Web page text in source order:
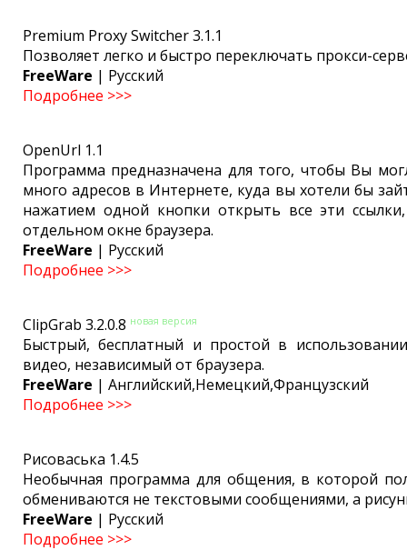
Premium Proxy Switcher 3.1.1
Позволяет легко и быстро переключать прокси-
FreeWare | Русский
Подробнее >>>
OpenUrl 1.1
Программа предназначена для того, чтобы Вы
много адресов в Интернете, куда вы хотели бы
нажатием одной кнопки открыть все эти
отдельном окне браузера.
FreeWare | Русский
Подробнее >>>
ClipGrab 3.2.0.8 новая версия
Быстрый, бесплатный и простой в использовании
видео, независимый от браузера.
FreeWare | Английский,Немецкий,Французский
Подробнее >>>
Рисоваська 1.4.5
Необычная программа для общения, в которой
обмениваются не текстовыми сообщениями, а
FreeWare | Русский
Подробнее >>>